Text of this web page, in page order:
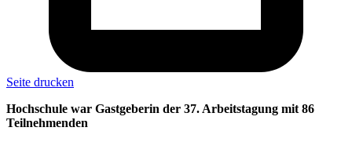
Seite drucken
Hochschule war Gastgeberin der 37. Arbeitstagung mit 86
Teilnehmenden